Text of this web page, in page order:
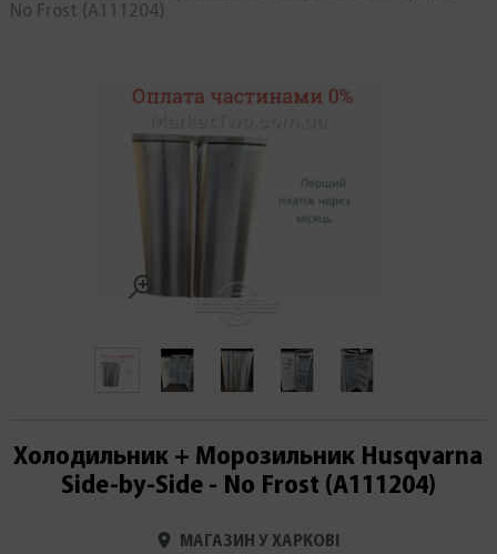
No Frost (А111204)
Холодильник + Морозильник Husqvarna
Side-by-Side - No Frost (А111204)
МАГАЗИН У ХАРКОВІ